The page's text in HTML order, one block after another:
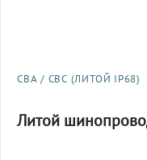
СВА / СВС (ЛИТОЙ IP68)
Литой